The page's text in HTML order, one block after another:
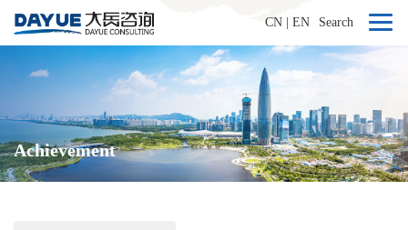
CN EN Search
Achievement